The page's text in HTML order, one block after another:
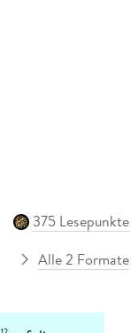
375 Lesepunkte
Alle 2 Formate